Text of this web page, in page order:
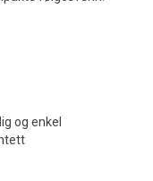
og enkel